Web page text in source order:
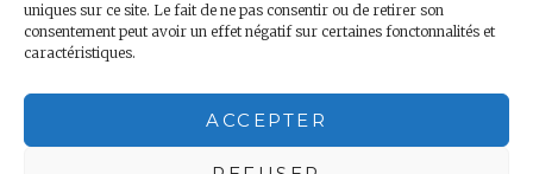
uniques sur ce site. Le fait de ne pas consentir ou de retirer son
consentement peut avoir un effet négatif sur certaines fonctonnalités et
caractéristiques.
ACCEPTER